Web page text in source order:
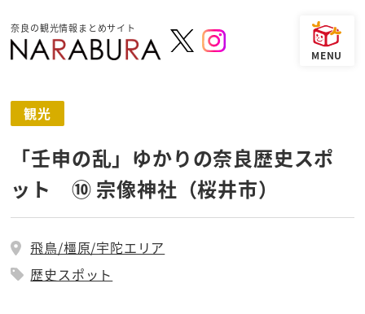
奈良の観光情報まとめサイト
観光
「壬申の乱」ゆかりの奈良歴史スポ
ット ⑩ 宗像神社（桜井市）
飛鳥/橿原/宇陀エリア
歴史スポット